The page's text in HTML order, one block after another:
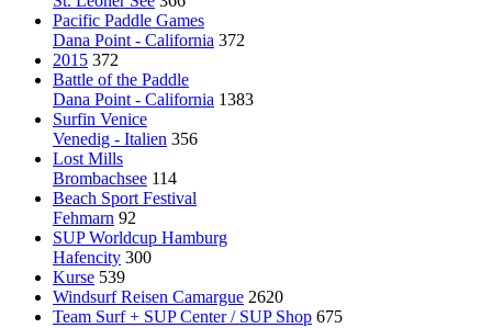
Pacific Paddle Games
Dana Point - California 372
2015 372
Battle of the Paddle
Dana Point - California 1383
Surfin Venice
Venedig - Italien 356
Lost Mills
Brombachsee 114
Beach Sport Festival
Fehmarn 92
SUP Worldcup Hamburg
Hafencity 300
Kurse 539
Windsurf Reisen Camargue 2620
Team Surf + SUP Center / SUP Shop 675